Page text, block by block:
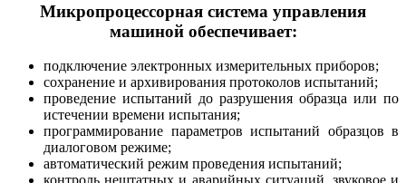
Микропроцессорная система управления
машиной обеспечивает:
подключение электронных измерительных приборов;
сохранение и архивирования протоколов испытаний;
проведение испытаний до разрушения образца или по
истечении времени испытания;
программирование параметров испытаний образцов в
диалоговом режиме;
автоматический режим проведения испытаний;